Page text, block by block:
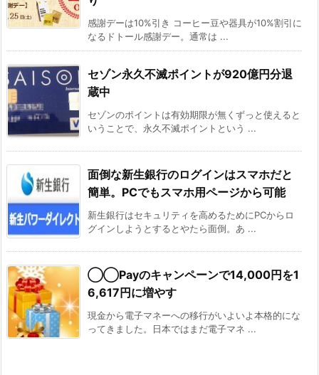
感謝デーは10%引き コーヒー豆や器具が10%割引に
なるドトール感謝デー。通常は ...
セゾン永久不滅ポイントが920億円分退
蔵中
セゾンのポイントは有効期限が無くずっと使えると
いうことで、永久不滅ポイントという ...
面倒な新生銀行のログインはスマホだと
簡単。PCでもスマホ用ページから可能
新生銀行はセキュリティを高めるためにPCからロ
グインしようとするとやたら面倒。あ ...
◯◯Payのキャンペーンで14,000円を1
6,617円に増やす
現金から電子マネーへの移行がいよいよ本格的にな
ってきました。日本ではまだ電子マネ ...